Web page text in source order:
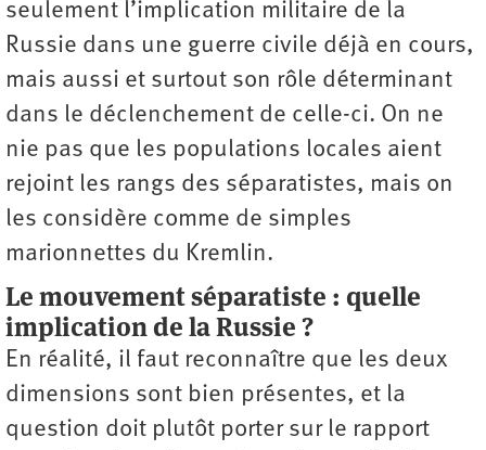
seulement l’implication militaire de la
Russie dans une guerre civile déjà en cours,
mais aussi et surtout son rôle déterminant
dans le déclenchement de celle-ci. On ne
nie pas que les populations locales aient
rejoint les rangs des séparatistes, mais on
les considère comme de simples
marionnettes du Kremlin.
Le mouvement séparatiste : quelle
implication de la Russie ?
En réalité, il faut reconnaître que les deux
dimensions sont bien présentes, et la
question doit plutôt porter sur le rapport